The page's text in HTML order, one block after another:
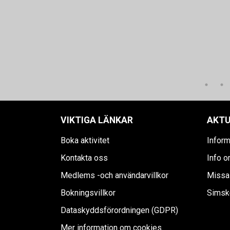
VIKTIGA LÄNKAR
Boka aktivitet
Kontakta oss
Medlems -och användarvillkor
Bokningsvillkor
Dataskyddsförordningen (GDPR)
Mer information om cookies
Info